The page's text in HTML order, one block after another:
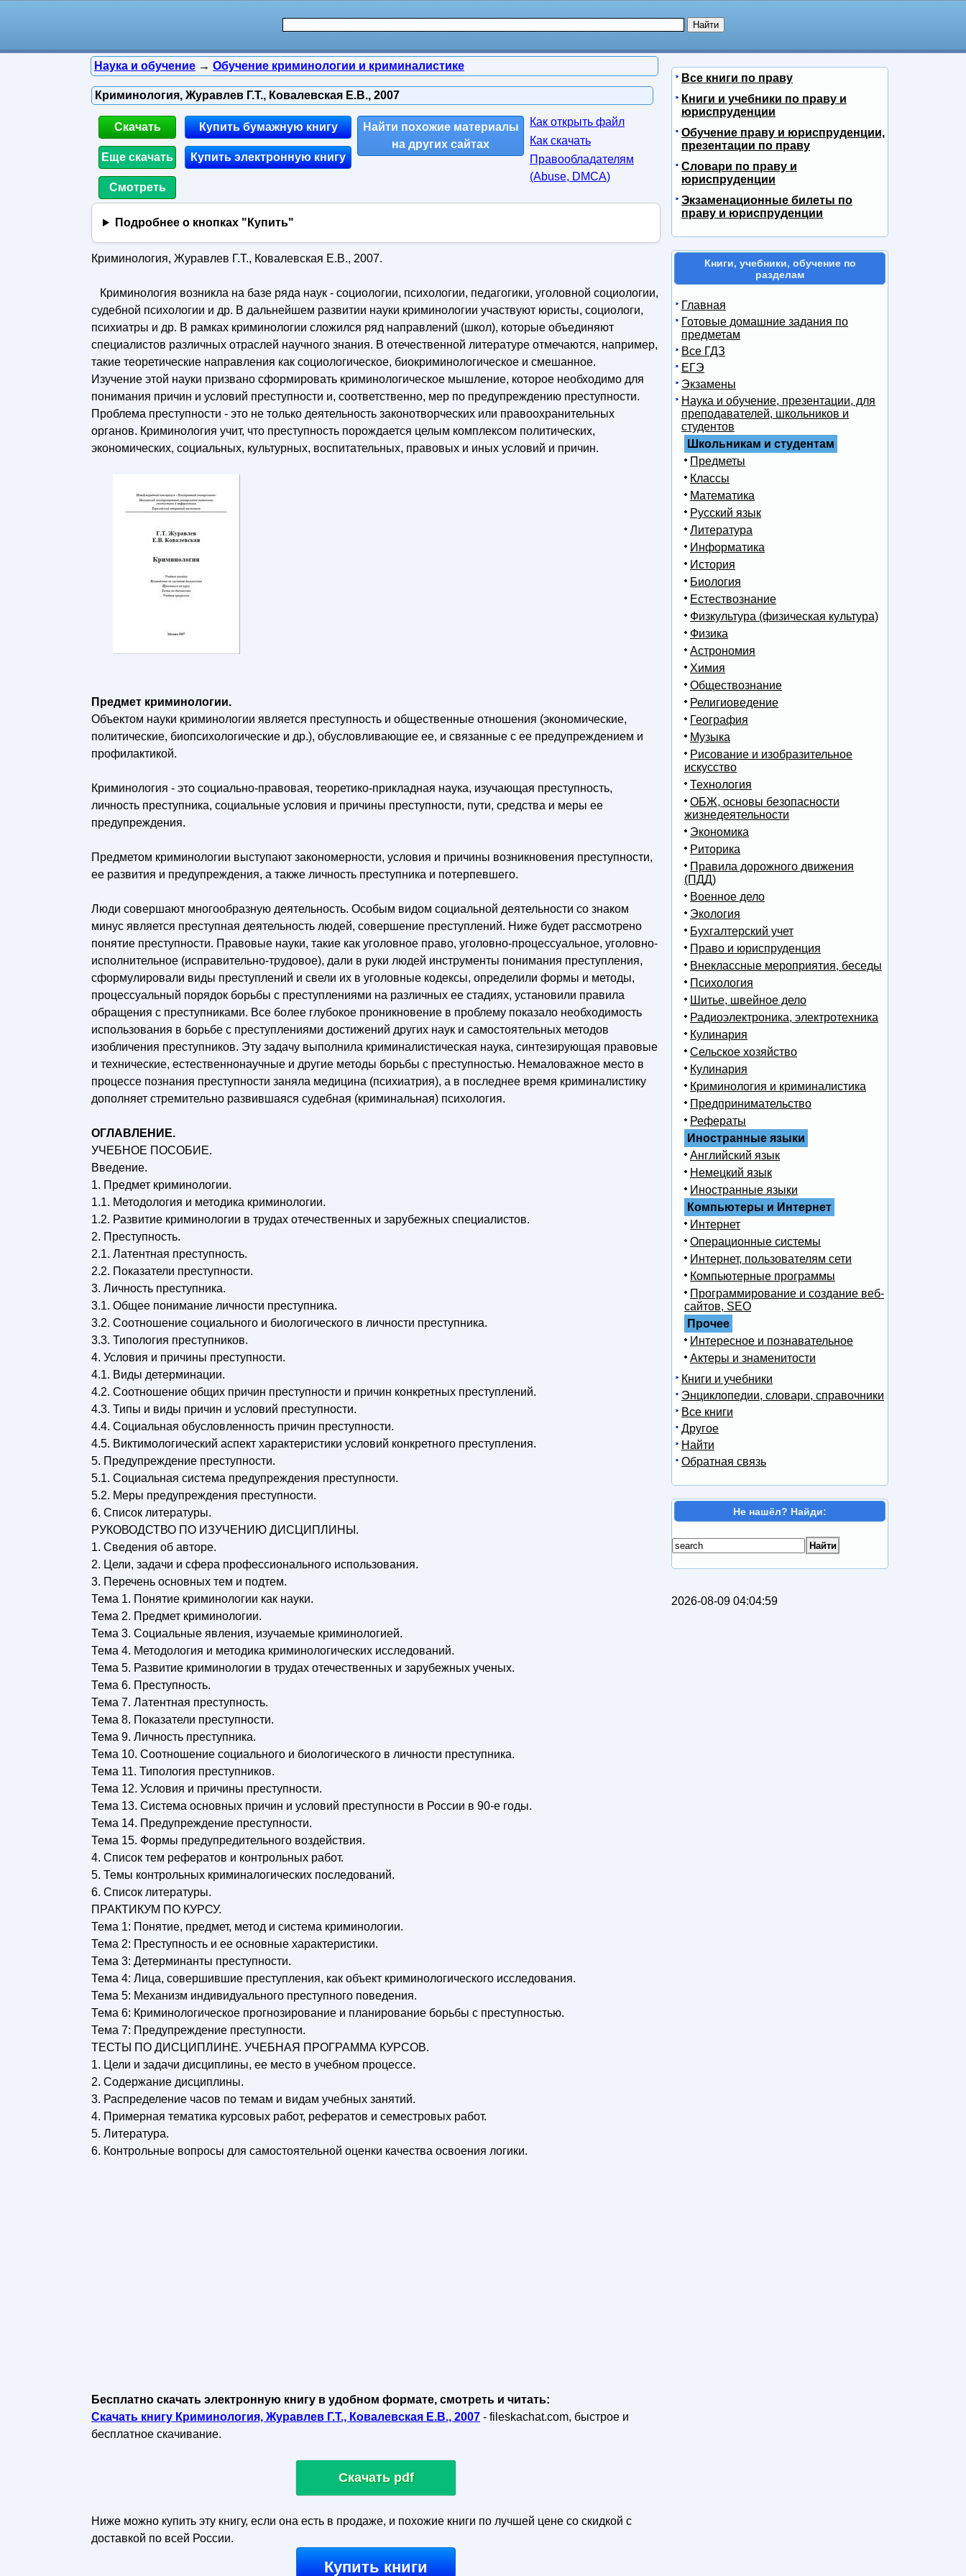
Наука и обучение → Обучение криминологии и криминалистике
Криминология, Журавлев Г.Т., Ковалевская Е.В., 2007
Скачать
Еще скачать
Смотреть
Купить бумажную книгу
Купить электронную книгу
Найти похожие материалы
на других сайтах
Как открыть файл
Как скачать
Правообладателям
(Abuse, DMСA)
Подробнее о кнопках "Купить"
Криминология, Журавлев Г.Т., Ковалевская Е.В., 2007.
Криминология возникла на базе ряда наук - социологии, психологии, педагогики, уголовной социологии,
судебной психологии и др. В дальнейшем развитии науки криминологии участвуют юристы, социологи,
психиатры и др. В рамках криминологии сложился ряд направлений (школ), которые объединяют
специалистов различных отраслей научного знания. В отечественной литературе отмечаются, например,
такие теоретические направления как социологическое, биокриминологическое и смешанное.
Изучение этой науки призвано сформировать криминологическое мышление, которое необходимо для
понимания причин и условий преступности и, соответственно, мер по предупреждению преступности.
Проблема преступности - это не только деятельность законотворческих или правоохранительных
органов. Криминология учит, что преступность порождается целым комплексом политических,
экономических, социальных, культурных, воспитательных, правовых и иных условий и причин.
Предмет криминологии.
Объектом науки криминологии является преступность и общественные отношения (экономические,
политические, биопсихологические и др.), обусловливающие ее, и связанные с ее предупреждением и
профилактикой.
Криминология - это социально-правовая, теоретико-прикладная наука, изучающая преступность,
личность преступника, социальные условия и причины преступности, пути, средства и меры ее
предупреждения.
Предметом криминологии выступают закономерности, условия и причины возникновения преступности,
ее развития и предупреждения, а также личность преступника и потерпевшего.
Люди совершают многообразную деятельность. Особым видом социальной деятельности со знаком
минус является преступная деятельность людей, совершение преступлений. Ниже будет рассмотрено
понятие преступности. Правовые науки, такие как уголовное право, уголовно-процессуальное, уголовно-
исполнительное (исправительно-трудовое), дали в руки людей инструменты понимания преступления,
сформулировали виды преступлений и свели их в уголовные кодексы, определили формы и методы,
процессуальный порядок борьбы с преступлениями на различных ее стадиях, установили правила
обращения с преступниками. Все более глубокое проникновение в проблему показало необходимость
использования в борьбе с преступлениями достижений других наук и самостоятельных методов
изобличения преступников. Эту задачу выполнила криминалистическая наука, синтезирующая правовые
и технические, естественнонаучные и другие методы борьбы с преступностью. Немаловажное место в
процессе познания преступности заняла медицина (психиатрия), а в последнее время криминалистику
дополняет стремительно развившаяся судебная (криминальная) психология.
ОГЛАВЛЕНИЕ.
УЧЕБНОЕ ПОСОБИЕ.
Введение.
1. Предмет криминологии.
1.1. Методология и методика криминологии.
1.2. Развитие криминологии в трудах отечественных и зарубежных специалистов.
2. Преступность.
2.1. Латентная преступность.
2.2. Показатели преступности.
3. Личность преступника.
3.1. Общее понимание личности преступника.
3.2. Соотношение социального и биологического в личности преступника.
3.3. Типология преступников.
4. Условия и причины преступности.
4.1. Виды детерминации.
4.2. Соотношение общих причин преступности и причин конкретных преступлений.
4.3. Типы и виды причин и условий преступности.
4.4. Социальная обусловленность причин преступности.
4.5. Виктимологический аспект характеристики условий конкретного преступления.
5. Предупреждение преступности.
5.1. Социальная система предупреждения преступности.
5.2. Меры предупреждения преступности.
6. Список литературы.
РУКОВОДСТВО ПО ИЗУЧЕНИЮ ДИСЦИПЛИНЫ.
1. Сведения об авторе.
2. Цели, задачи и сфера профессионального использования.
3. Перечень основных тем и подтем.
Тема 1. Понятие криминологии как науки.
Тема 2. Предмет криминологии.
Тема 3. Социальные явления, изучаемые криминологией.
Тема 4. Методология и методика криминологических исследований.
Тема 5. Развитие криминологии в трудах отечественных и зарубежных ученых.
Тема 6. Преступность.
Тема 7. Латентная преступность.
Тема 8. Показатели преступности.
Тема 9. Личность преступника.
Тема 10. Соотношение социального и биологического в личности преступника.
Тема 11. Типология преступников.
Тема 12. Условия и причины преступности.
Тема 13. Система основных причин и условий преступности в России в 90-е годы.
Тема 14. Предупреждение преступности.
Тема 15. Формы предупредительного воздействия.
4. Список тем рефератов и контрольных работ.
5. Темы контрольных криминалогических последований.
6. Список литературы.
ПРАКТИКУМ ПО КУРСУ.
Тема 1: Понятие, предмет, метод и система криминологии.
Тема 2: Преступность и ее основные характеристики.
Тема 3: Детерминанты преступности.
Тема 4: Лица, совершившие преступления, как объект криминологического исследования.
Тема 5: Механизм индивидуального преступного поведения.
Тема 6: Криминологическое прогнозирование и планирование борьбы с преступностью.
Тема 7: Предупреждение преступности.
ТЕСТЫ ПО ДИСЦИПЛИНЕ. УЧЕБНАЯ ПРОГРАММА КУРСОВ.
1. Цели и задачи дисциплины, ее место в учебном процессе.
2. Содержание дисциплины.
3. Распределение часов по темам и видам учебных занятий.
4. Примерная тематика курсовых работ, рефератов и семестровых работ.
5. Литература.
6. Контрольные вопросы для самостоятельной оценки качества освоения логики.
Бесплатно скачать электронную книгу в удобном формате, смотреть и читать:
Скачать книгу Криминология, Журавлев Г.Т., Ковалевская Е.В., 2007 - fileskachat.com, быстрое и
бесплатное скачивание.
Скачать pdf
Ниже можно купить эту книгу, если она есть в продаже, и похожие книги по лучшей цене со скидкой с
доставкой по всей России.
Купить книги
Все книги по праву
Книги и учебники по праву и
юриспруденции
Обучение праву и юриспруденции,
презентации по праву
Словари по праву и
юриспруденции
Экзаменационные билеты по
праву и юриспруденции
Книги, учебники, обучение по
разделам
Главная
Готовые домашние задания по
предметам
Все ГДЗ
ЕГЭ
Экзамены
Наука и обучение, презентации, для
преподавателей, школьников и
студентов
Школьникам и студентам
Предметы
Классы
Математика
Русский язык
Литература
Информатика
История
Биология
Естествознание
Физкультура (физическая культура)
Физика
Астрономия
Химия
Обществознание
Религиоведение
География
Музыка
Рисование и изобразительное
искусство
Технология
ОБЖ, основы безопасности
жизнедеятельности
Экономика
Риторика
Правила дорожного движения
(ПДД)
Военное дело
Экология
Бухгалтерский учет
Право и юриспруденция
Внеклассные мероприятия, беседы
Психология
Шитье, швейное дело
Радиоэлектроника, электротехника
Кулинария
Сельское хозяйство
Кулинария
Криминология и криминалистика
Предпринимательство
Рефераты
Иностранные языки
Английский язык
Немецкий язык
Иностранные языки
Компьютеры и Интернет
Интернет
Операционные системы
Интернет, пользователям сети
Компьютерные программы
Программирование и создание веб-
сайтов, SEO
Прочее
Интересное и познавательное
Актеры и знаменитости
Книги и учебники
Энциклопедии, словари, справочники
Все книги
Другое
Найти
Обратная связь
Не нашёл? Найди:
2026-08-09 04:04:59